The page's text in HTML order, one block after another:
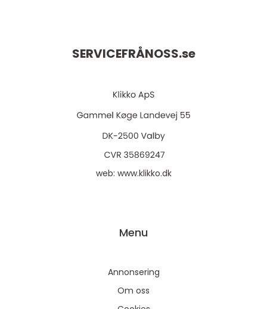
SERVICEFRÅNOSS.se
web: www.klikko.dk
Menu
Annonsering
Om oss